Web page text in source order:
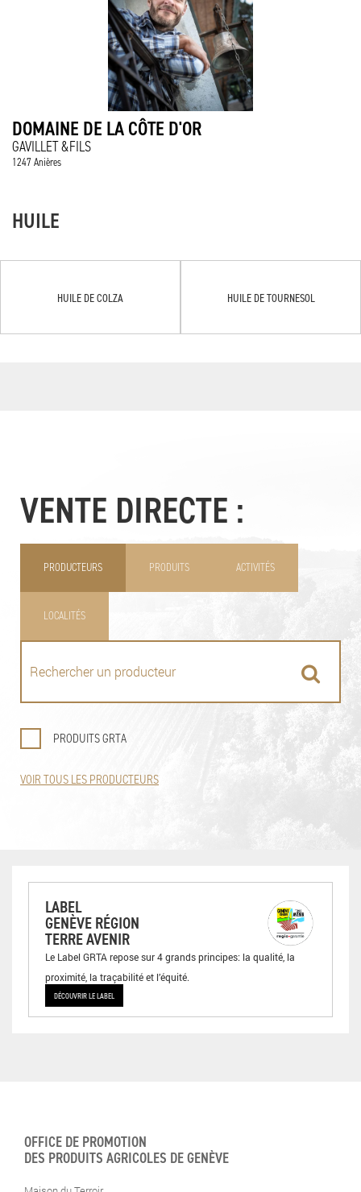
DOMAINE DE LA CÔTE D'OR
GAVILLET &FILS
1247 Anières
HUILE
HUILE DE COLZA HUILE DE TOURNESOL
VENTE DIRECTE :
PRODUCTEURS PRODUITS ACTIVITÉS
LOCALITÉS
PRODUITS GRTA
VOIR TOUS LES PRODUCTEURS
LABEL
GENÈVE RÉGION
TERRE AVENIR
Le Label GRTA repose sur 4 grands principes: la qualité, la
proximité, la traçabilité et l’équité.
DÉCOUVRIR LE LABEL
OFFICE DE PROMOTION
DES PRODUITS AGRICOLES DE GENÈVE